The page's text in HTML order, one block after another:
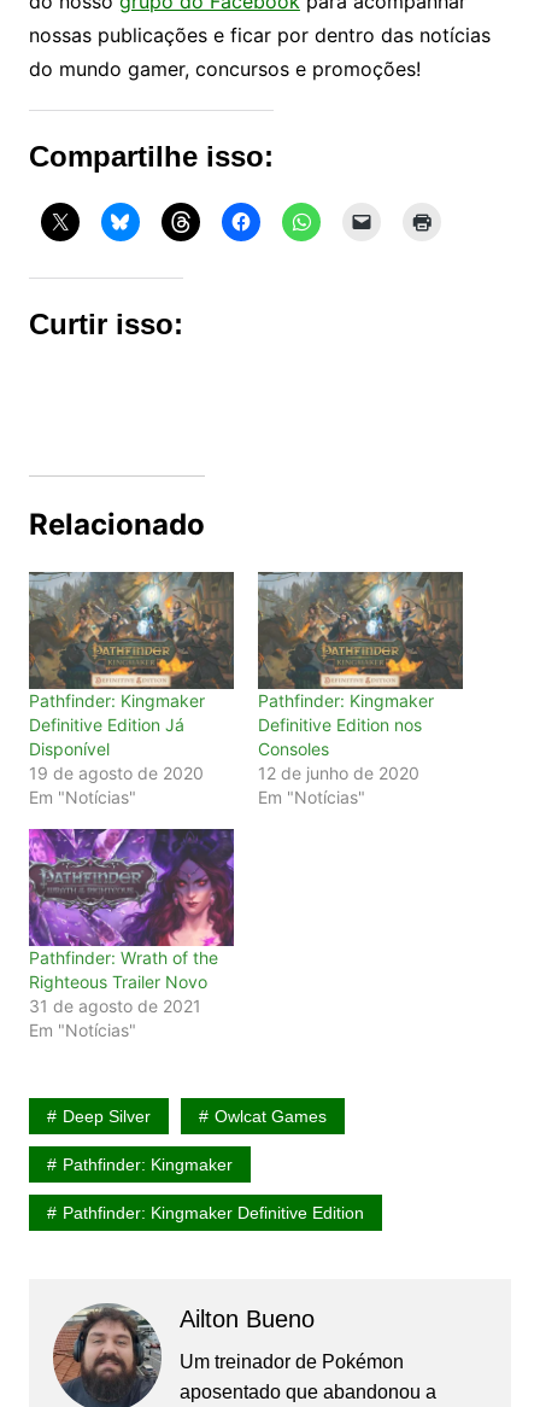
nossas publicações e ficar por dentro das notícias
do mundo gamer, concursos e promoções!
Compartilhe isso:
Curtir isso:
Relacionado
Pathfinder: Kingmaker
Definitive Edition Já
Disponível
19 de agosto de 2020
Em "Notícias"
Pathfinder: Kingmaker
Definitive Edition nos
Consoles
12 de junho de 2020
Em "Notícias"
Pathfinder: Wrath of the
Righteous Trailer Novo
31 de agosto de 2021
Em "Notícias"
Deep Silver Owlcat Games
Pathfinder: Kingmaker
Pathfinder: Kingmaker Definitive Edition
Ailton Bueno
Um treinador de Pokémon
aposentado que abandonou a